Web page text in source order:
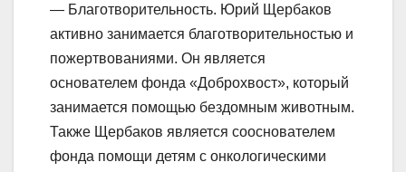
— Благотворительность. Юрий Щербаков
активно занимается благотворительностью и
пожертвованиями. Он является
основателем фонда «Доброхвост», который
занимается помощью бездомным животным.
Также Щербаков является сооснователем
фонда помощи детям с онкологическими